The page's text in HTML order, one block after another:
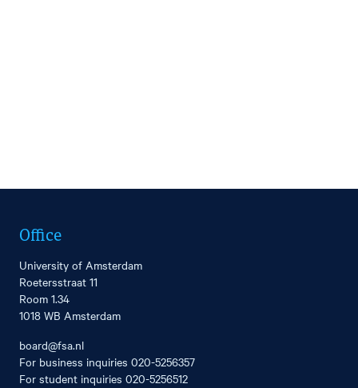
Office
University of Amsterdam
Roetersstraat 11
Room 1.34
1018 WB Amsterdam
board@fsa.nl
For business inquiries 020-5256357
For student inquiries 020-5256512